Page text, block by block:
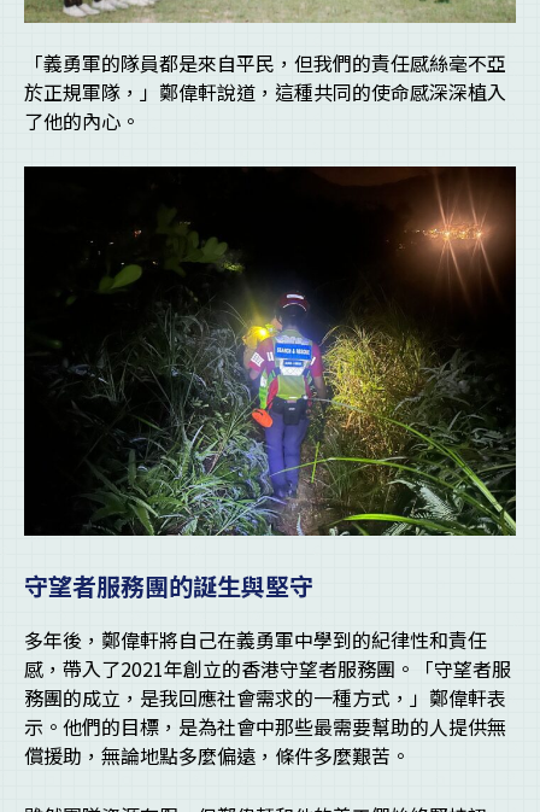
「義勇軍的隊員都是來自平民，但我們的責任感絲毫不亞
於正規軍隊，」鄭偉軒說道，這種共同的使命感深深植入
了他的內心。
守望者服務團的誕生與堅守
多年後，鄭偉軒將自己在義勇軍中學到的紀律性和責任
感，帶入了2021年創立的香港守望者服務團。「守望者服
務團的成立，是我回應社會需求的一種方式，」鄭偉軒表
示。他們的目標，是為社會中那些最需要幫助的人提供無
償援助，無論地點多麼偏遠，條件多麼艱苦。